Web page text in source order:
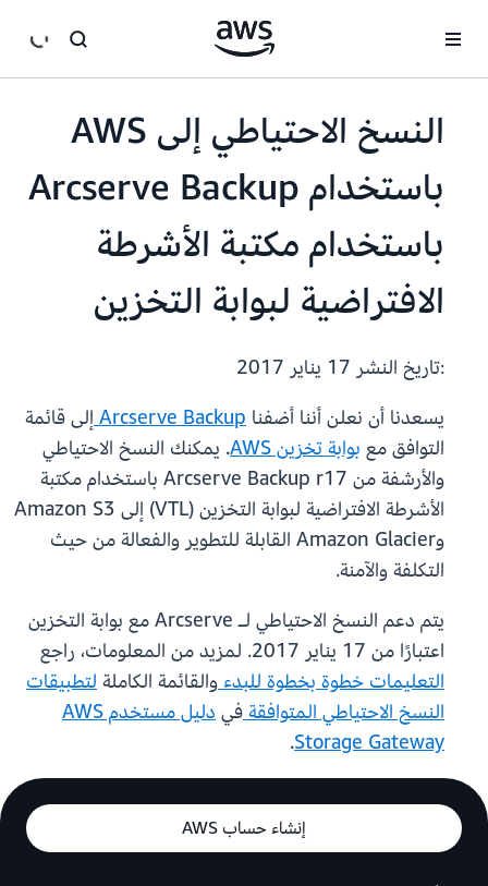
النسخ الاحتياطي إلى AWS
باستخدام Arcserve Backup
باستخدام مكتبة الأشرطة
الافتراضية لبوابة التخزين
:تاريخ النشر
يسعدنا أن نعلن أننا أضفنا Arcserve Backup إلى قائمة
التوافق مع بوابة تخزين AWS
. يمكنك النسخ الاحتياطي
والأرشفة من Arcserve Backup r17 باستخدام مكتبة
الأشرطة الافتراضية لبوابة التخزين (VTL) إلى Amazon S3
وAmazon Glacier القابلة للتطوير والفعالة من حيث
التكلفة والآمنة.
يتم دعم النسخ الاحتياطي لـ Arcserve مع بوابة التخزين
اعتبارًا من 17 يناير 2017. لمزيد من المعلومات، راجع
التعليمات خطوة بخطوة للبدءوالقائمة الكاملةلتطبيقات
النسخ الاحتياطي المتوافقةفي
دليل مستخدم AWS
Storage Gateway
.
إنشاء حساب AWS